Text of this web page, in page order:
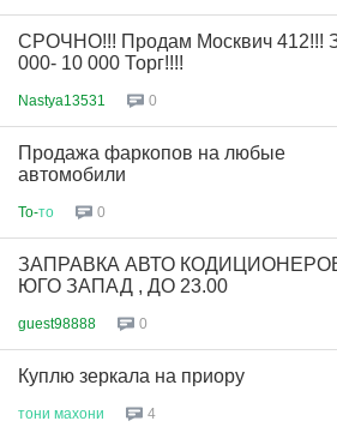
СРОЧНО!!! Продам Москвич 412!!!
000- 10 000 Торг!!!!
Nastya13531 0
Продажа фаркопов на любые
автомобили
To-то 0
ЗАПРАВКА АВТО
ЮГО ЗАПАД , ДО 23.00
guest98888 0
Куплю зеркала на приору
тони махони 4